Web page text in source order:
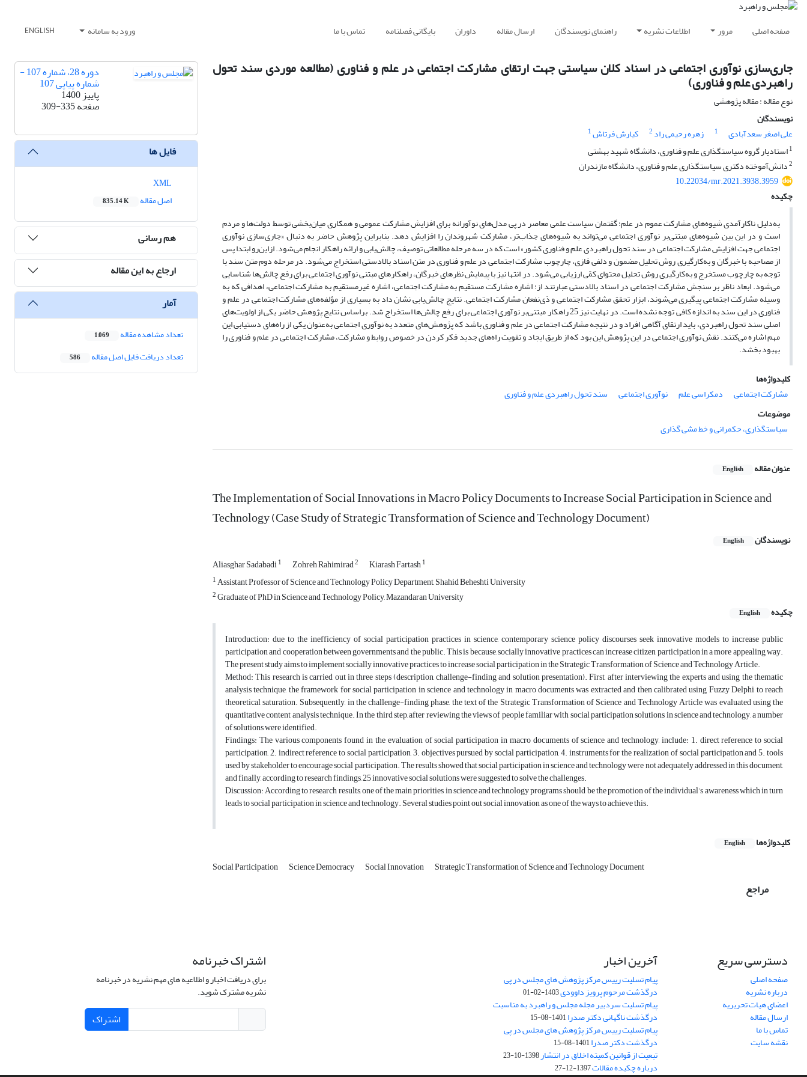
صفحه اصلی مرور اطلاعات نشریه راهنمای نویسندگان ارسال مقاله داوران بایگانی فصلنامه تماس با ما ورود به سامانه ENGLISH
جاری‌سازی نوآوری اجتماعی در اسناد کلان سیاستی جهت ارتقای مشارکت اجتماعی در علم و فناوری (مطالعه موردی سند تحول
راهبردی علم و فناوری)
نوع مقاله : مقاله پژوهشی
نویسندگان
علی اصغر سعدآبادی
1 زهره رحیمی راد 2 کیارش فرتاش1
1استادیار گروه سیاستگذاری علم و فناوری، دانشگاه شهید بهشتی
2دانش‌آموخته دکتری سیاستگذاری علم و فناوری، دانشگاه مازندران
10.22034/mr.2021.3938.3959
چکیده
به‌دلیل ناکارآمدی شیوه‌های مشارکت عموم در علم؛ گفتمان سیاست علمی معاصر در پی مدل‌های نوآورانه برای افزایش مشارکت عمومی و همکاری میان‌بخشی توسط دولت‌ها و مردم
است و در این بین شیوه‌های مبتنی‌بر نوآوری اجتماعی می‌تواند به شیوه‌های جذاب‌تر، مشارکت شهروندان را افزایش دهد. بنابراین پژوهش حاضر به دنبال «جاری‌سازی نوآوری
اجتماعی جهت افزایش مشارکت اجتماعی در سند تحول راهبردی علم و فناوری کشور» است که در سه مرحله مطالعاتی توصیف، چالش‌یابی و ارائه راهکار انجام می‌شود. ازاین‌رو ابتدا پس
از مصاحبه با خبرگان و به‌کارگیری روش تحلیل مضمون و دلفی فازی، چارچوب مشارکت اجتماعی در علم و فناوری در متن اسناد بالادستی استخراج می‌شود. در مرحله دوم متن سند با
توجه به چارچوب مستخرج و به‌کارگیری روش تحلیل محتوای کمّی ارزیابی می‌شود. در انتها نیز با پیمایش نظرهای خبرگان، راهکارهای مبتنی نوآوری اجتماعی برای رفع چالش‌ها شناسایی
می‌شود. ابعاد ناظر بر سنجش مشارکت اجتماعی در اسناد بالادستی عبارتند از: اشاره مشارکت مستقیم به مشارکت اجتماعی، اشاره غیرمستقیم به مشارکت اجتماعی، اهدافی که به
وسیله مشارکت اجتماعی پیگیری می‌شوند، ابزار تحقق مشارکت اجتماعی و ذی‌نفعان مشارکت اجتماعی. نتایج چالش‌یابی نشان داد به بسیاری از مؤلفه‌های مشارکت اجتماعی در علم و
فناوری در این سند به اندازه‌ کافی توجه نشده است. در نهایت نیز 25 راهکار مبتنی‌بر نوآوری اجتماعی برای رفع چالش‌ها استخراج شد. براساس نتایج پژوهش حاضر یکی از اولویت‌های
اصلی سند تحول راهبردی، باید ارتقای آگاهی افراد و در نتیجه مشارکت اجتماعی در علم و فناوری باشد که پژوهش‌های متعدد به نوآوری اجتماعی به‌عنوان یکی از راه‌های دستیابی این
مهم اشاره می‌کنند. نقش نوآوری اجتماعی در این پژوهش این بود که از طریق ایجاد و تقویت راه‌های جدید فکر کردن در خصوص روابط و مشارکت، مشارکت اجتماعی در علم و فناوری را
بهبود بخشد.
کلیدواژه‌ها
مشارکت اجتماعی
دمکراسی علم نوآوری اجتماعی
سند تحول راهبردی علم و فناوری
موضوعات
سیاستگذاری، حکمرانی و خط مشی گذاری
عنوان مقاله English
The Implementation of Social Innovations in Macro Policy Documents to Increase Social Participation in Science and
Technology (Case Study of Strategic Transformation of Science and Technology Document)
نویسندگان English
Aliasghar Sadabadi1 Zohreh Rahimirad2 Kiarash Fartash1
1Assistant Professor of Science and Technology Policy Department, Shahid Beheshti University
2Graduate of PhD in Science and Technology Policy, Mazandaran University
چکیده
English
Introduction: due to the inefficiency of social participation practices in science, contemporary science policy discourses seek innovative models to increase public
participation and cooperation between governments and the public. This is because, socially innovative practices can increase citizen participation in a more appealing way.
The present study aims to implement socially innovative practices to increase social participation in the Strategic Transformation of Science and Technology Article.
Method: This research is carried out in three steps (description, challenge-finding and solution presentation). First, after interviewing the experts and using the thematic
analysis technique, the framework for social participation in science and technology in macro documents was extracted and then calibrated using Fuzzy Delphi to reach
theoretical saturation. Subsequently, in the challenge-finding phase, the text of the Strategic Transformation of Science and Technology Article was evaluated using the
quantitative content analysis technique. In the third step, after reviewing the views of people familiar with social participation solutions in science and technology, a number
of solutions were identified.
Findings: The various components found in the evaluation of social participation in macro documents of science and technology, include: 1. direct reference to social
participation, 2. indirect reference to social participation, 3. objectives pursued by social participation, 4. instruments for the realization of social participation and 5. tools
used by stakeholder to encourage social participation. The results showed that social participation in science and technology were not adequately addressed in this document,
and finally, according to research findings, 25 innovative social solutions were suggested to solve the challenges.
Discussion: According to research results, one of the main priorities in science and technology programs should be the promotion of the individual’s awareness which in turn
leads to social participation in science and technology. Several studies point out social innovation as one of the ways to achieve this.
کلیدواژه‌ها English
Social Participation Science Democracy Social Innovation Strategic Transformation of Science and Technology Document
مراجع
دوره 28، شماره 107 -
شماره پیاپی 107
پاییز 1400
صفحه309-335
فایل ها
اصل مقاله
835.14 K
هم رسانی
ارجاع به این مقاله
آمار
تعداد مشاهده مقاله 1,069
تعداد دریافت فایل اصل مقاله 586
دسترسی سریع
صفحه اصلی
درباره نشریه
اعضای هیات تحریریه
ارسال مقاله
تماس با ما
نقشه سایت
آخرین اخبار
پیام تسلیت رییس مرکز پژوهش های مجلس در پی
درگذشت مرحوم پرویز داوودی1403-02-01
پیام تسلیت سردبیر مجله مجلس و راهبرد به مناسبت
درگذشت ناگهانی دکتر صدرا1401-08-15
پیام تسلیت رییس مرکز پژوهش های مجلس در پی
درگذشت دکتر صدرا1401-08-15
تبعیت از قوانین کمیته اخلاق در انتشار1398-10-23
درباره چکیده مقالات1397-12-27
اشتراک خبرنامه
برای دریافت اخبار و اطلاعیه های مهم نشریه در خبرنامه
نشریه مشترک شوید.
اشتراک